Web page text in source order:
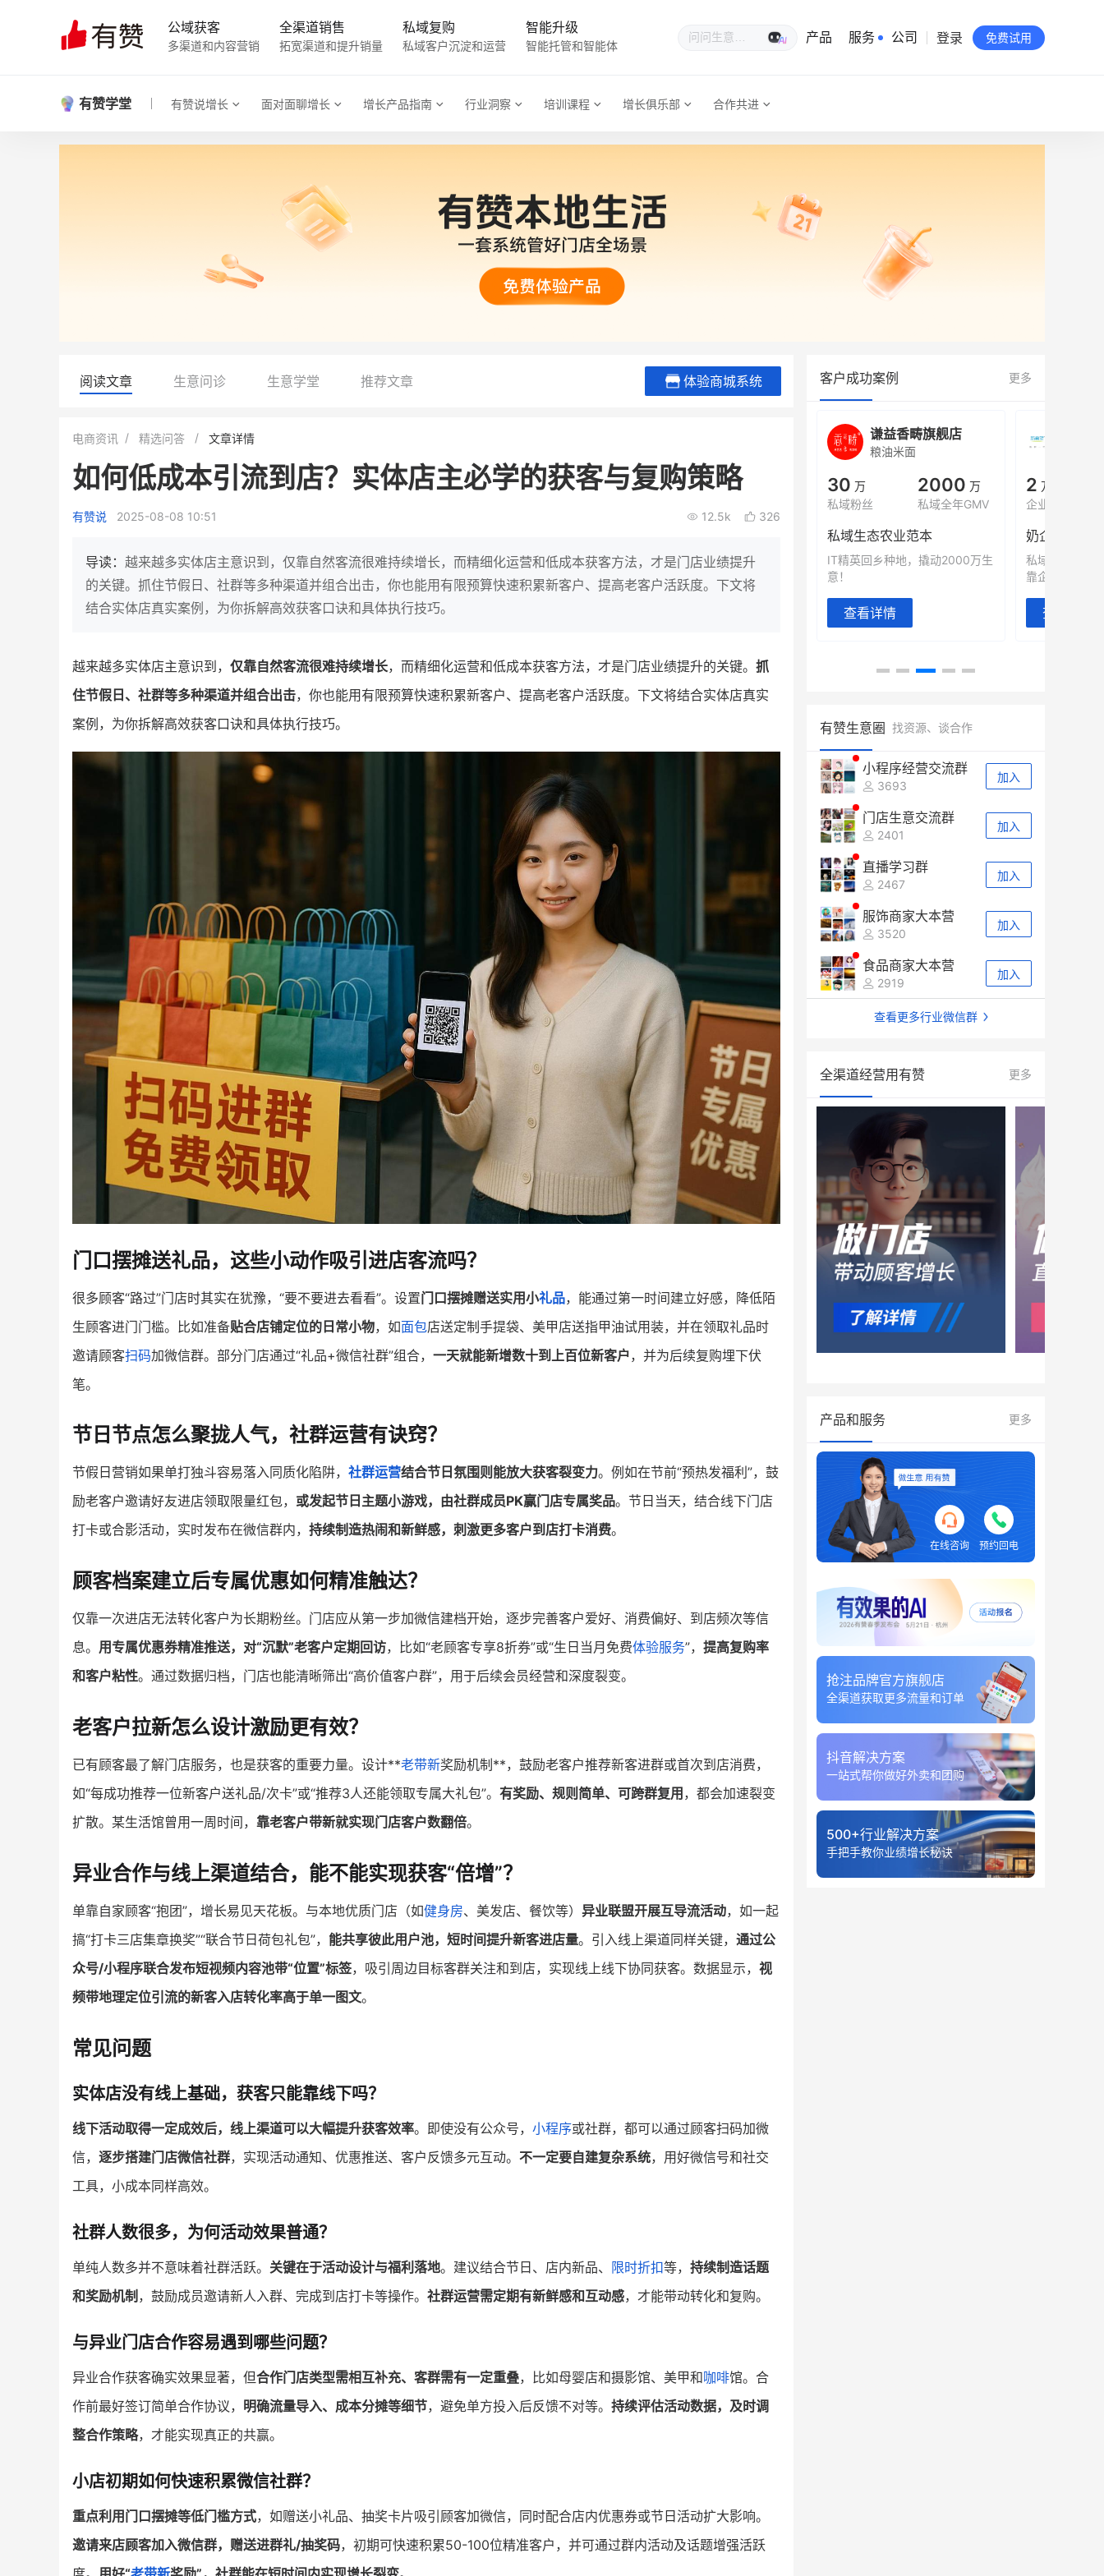
公域获客
多渠道和内容营销
全渠道销售
拓宽渠道和提升销量
私域复购
私域客户沉淀和运营
智能升级
智能托管和智能体
生意专家
产品 服务 公司
有赞公益
站点地图
登录 免费试用
有赞学堂 有赞说增长 面对面聊增长 增长产品指南 行业洞察 培训课程 增长俱乐部 合作共进
阅读文章 生意问诊 生意学堂 推荐文章 体验商城系统
电商资讯 精选问答 文章详情
如何低成本引流到店？实体店主必学的获客与复购策略
有赞说 2025-08-08 10:51 12.5k 326
导读： 越来越多实体店主意识到，仅靠自然客流很难持续增长，而精细化运营和低成本获客方法，才是门店业绩提升
的关键。抓住节假日、社群等多种渠道并组合出击，你也能用有限预算快速积累新客户、提高老客户活跃度。下文将
结合实体店真实案例，为你拆解高效获客口诀和具体执行技巧。
越来越多实体店主意识到， 仅靠自然客流很难持续增长，而精细化运营和低成本获客方法，才是门店业绩提升的关键。 抓
住节假日、社群等多种渠道并组合出击，你也能用有限预算快速积累新客户、提高老客户活跃度。下文将结合实体店真实
案例，为你拆解高效获客口诀和具体执行技巧。
门口摆摊送礼品，这些小动作吸引进店客流吗？
很多顾客“路过”门店时其实在犹豫，“要不要进去看看”。设置门口摆摊赠送实用小礼品，能通过第一时间建立好感，降低陌
生顾客进门门槛。比如准备贴合店铺定位的日常小物，如面包店送定制手提袋、美甲店送指甲油试用装，并在领取礼品时
邀请顾客扫码加微信群。部分门店通过“礼品+微信社群”组合， 一天就能新增数十到上百位新客户，并为后续复购埋下伏
笔。
节日节点怎么聚拢人气，社群运营有诀窍？
节假日营销如果单打独斗容易落入同质化陷阱， 社群运营结合节日氛围则能放大获客裂变力。例如在节前“预热发福利”，鼓
励老客户邀请好友进店领取限量红包， 或发起节日主题小游戏，由社群成员PK赢门店专属奖品。节日当天，结合线下门店
打卡或合影活动，实时发布在微信群内， 持续制造热闹和新鲜感，刺激更多客户到店打卡消费。
顾客档案建立后专属优惠如何精准触达？
仅靠一次进店无法转化客户为长期粉丝。门店应从第一步加微信建档开始，逐步完善客户爱好、消费偏好、到店频次等信
息。 用专属优惠券精准推送，对“沉默”老客户定期回访，比如“老顾客专享8折券”或“生日当月免费体验服务”， 提高复购率
和客户粘性。通过数据归档，门店也能清晰筛出“高价值客户群”，用于后续会员经营和深度裂变。
老客户拉新怎么设计激励更有效？
已有顾客最了解门店服务，也是获客的重要力量。设计**老带新奖励机制**，鼓励老客户推荐新客进群或首次到店消费，
如“每成功推荐一位新客户送礼品/次卡”或“推荐3人还能领取专属大礼包”。 有奖励、规则简单、可跨群复用 ，都会加速裂变
扩散。某生活馆曾用一周时间， 靠老客户带新就实现门店客户数翻倍。
异业合作与线上渠道结合，能不能实现获客“倍增”？
单靠自家顾客“抱团”，增长易见天花板。与本地优质门店（如健身房、美发店、餐饮等） 异业联盟开展互导流活动，如一起
搞“打卡三店集章换奖”“联合节日荷包礼包”， 能共享彼此用户池，短时间提升新客进店量。引入线上渠道同样关键， 通过公
众号/小程序联合发布短视频内容池带“位置”标签，吸引周边目标客群关注和到店，实现线上线下协同获客。数据显示， 视
频带地理定位引流的新客入店转化率高于单一图文。
常见问题
实体店没有线上基础，获客只能靠线下吗？
线下活动取得一定成效后，线上渠道可以大幅提升获客效率。即使没有公众号， 小程序或社群，都可以通过顾客扫码加微
信， 逐步搭建门店微信社群，实现活动通知、优惠推送、客户反馈多元互动。 不一定要自建复杂系统，用好微信号和社交
工具，小成本同样高效。
社群人数很多，为何活动效果普通？
单纯人数多并不意味着社群活跃。 关键在于活动设计与福利落地。建议结合节日、店内新品、 限时折扣等， 持续制造话题
和奖励机制 ，鼓励成员邀请新人入群、完成到店打卡等操作。 社群运营需定期有新鲜感和互动感，才能带动转化和复购。
与异业门店合作容易遇到哪些问题？
异业合作获客确实效果显著，但合作门店类型需相互补充、客群需有一定重叠，比如母婴店和摄影馆、美甲和咖啡馆。合
作前最好签订简单合作协议， 明确流量导入、成本分摊等细节，避免单方投入后反馈不对等。 持续评估活动数据，及时调
整合作策略，才能实现真正的共赢。
小店初期如何快速积累微信社群？
重点利用门口摆摊等低门槛方式，如赠送小礼品、抽奖卡片吸引顾客加微信，同时配合店内优惠券或节日活动扩大影响。
邀请来店顾客加入微信群，赠送进群礼/抽奖码，初期可快速积累50-100位精准客户，并可通过群内活动及话题增强活跃
客户成功案例 更多
白帝牛奶旗舰店
900 万
私域样本打法！新希望白帝乳业
靠企业微信实现销售额翻 8 倍！
查看详情
80% +
7900 万
三只松鼠旗下的网红婴儿辅食品
牌，22天便拿下类目第一
查看详情
母婴
有货源没流量？母婴馆如何破局
他只用7年做到平台销冠，转战私
域如何破局？
200 万
200
这家女装连锁如何借有赞破局新
零售？
谦益香畴旗舰店
粮油米面
30 万
私域粉丝
2000 万
私域全年GMV
私域生态农业范本
IT精英回乡种地，撬动2000万生
意！
查看详情
2 万人
奶企靠企业
私域样本打法
靠企业微信实
查看详情
有赞生意圈 找资源、谈合作
小程序经营交流群
3693
加入
门店生意交流群
2401
加入
直播学习群
2467
加入
服饰商家大本营
3520
加入
食品商家大本营
2919
加入
查看更多行业微信群
全渠道经营用有赞 更多
产品和服务 更多
在线咨询 预约回电
抢注品牌官方旗舰店
全渠道获取更多流量和订单
抖音解决方案
一站式帮你做好外卖和团购
500+行业解决方案
手把手教你业绩增长秘诀